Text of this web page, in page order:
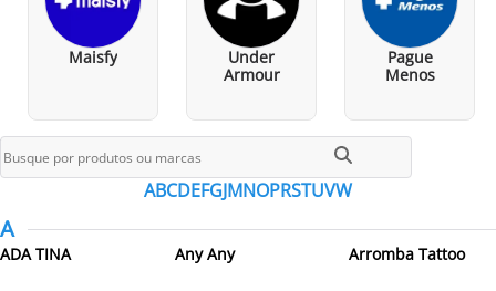
Maisfy
Under
Armour
Pague
Menos
Todos os parceiros
ABCDEFGJMNOPRSTUVW
A
ADA TINA Any Any Arromba Tattoo